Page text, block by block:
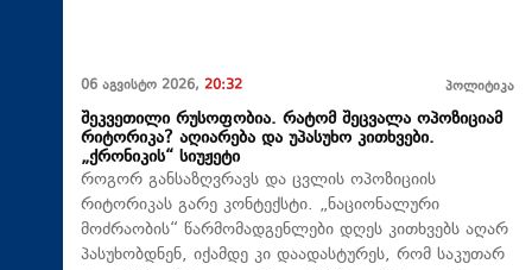
06 აგვისტო 2026, 20:32 პოლიტიკა
შეკვეთილი რუსოფობია. რატომ შეცვალა ოპოზიციამ
რიტორიკა? აღიარება და უპასუხო კითხვები.
„ქრონიკის“ სიუჟეტი
როგორ განსაზღვრავს და ცვლის ოპოზიციის
რიტორიკას გარე კონტექსტი. „ნაციონალური
მოძრაობის“ წარმომადგენლები დღეს კითხვებს აღარ
პასუხობდნენ, იქამდე კი დაადასტურეს, რომ საკუთარ